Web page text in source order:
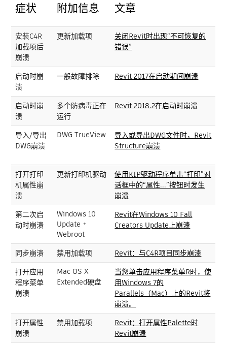
症状 附加信息 文章
安装C4R
加载项后
崩溃
更新加载项
关闭Revit时出现“不可恢复的
错误”
启动时崩
溃
一般故障排除 Revit 2017在启动期间崩溃
启动时崩
溃
多个防病毒正在
运行
Revit 2018.2在启动时崩溃
导入/导出
DWG崩溃
DWG TrueView
导入或导出DWG文件时，Revit
Structure崩溃
打开打印
机属性崩
溃
更新打印机驱动
使用KIP驱动程序单击“打印”对
话框中的“属性...”按钮时发生
崩溃
第二次启
动时崩溃
Windows 10
Update +
Webroot
Revit在Windows 10 Fall
Creators Update上崩溃
同步崩溃 禁用加载项
Revit：与C4R项目同步崩溃
打开应用
程序菜单
崩溃
Mac OS X
Extended硬盘
当您单击应用程序菜单R时，使
用Windows 7的
Parallels（Mac）上的Revit将
崩溃。
打开属性
崩溃
禁用加载项
Revit：打开属性Palette时
Revit崩溃